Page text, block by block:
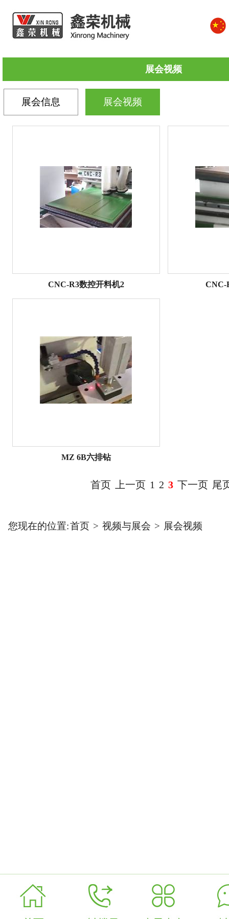
展会视频
展会信息 展会视频
CNC-R3数控开料机2 CNC-
MZ 6B六排钻
首页 上一页 1 2 3 下一页 尾
您现在的位置:首页 > 视频与展会 > 展会视频